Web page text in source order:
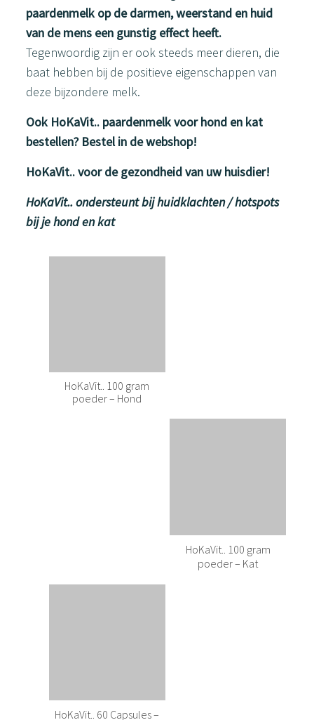
paardenmelk op de darmen, weerstand en huid
van de mens een gunstig effect heeft.
Tegenwoordig zijn er ook steeds meer dieren, die
baat hebben bij de positieve eigenschappen van
deze bijzondere melk.
Ook HoKaVit.. paardenmelk voor hond en kat
bestellen? Bestel in de webshop!
HoKaVit.. voor de gezondheid van uw huisdier!
HoKaVit.. ondersteunt bij huidklachten / hotspots
bij je hond en kat
HoKaVit.. 100 gram
poeder – Hond
HoKaVit.. 100 gram
poeder – Kat
HoKaVit.. 60 Capsules –